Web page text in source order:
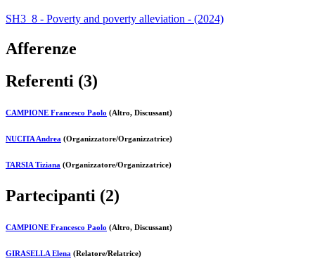
SH3_8 - Poverty and poverty alleviation - (2024)
Afferenze
Referenti (3)
CAMPIONE Francesco Paolo (Altro, Discussant)
NUCITA Andrea (Organizzatore/Organizzatrice)
TARSIA Tiziana (Organizzatore/Organizzatrice)
Partecipanti (2)
CAMPIONE Francesco Paolo (Altro, Discussant)
GIRASELLA Elena (Relatore/Relatrice)